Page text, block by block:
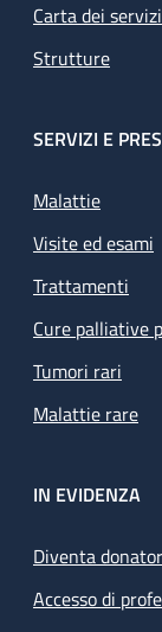
Carta dei servizi
Strutture
SERVIZI E
Malattie
Visite ed esami
Trattamenti
Cure palliative
Tumori rari
Malattie rare
IN EVIDENZA
Diventa
Accesso di